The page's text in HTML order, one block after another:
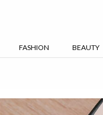
FASHION BEAUTY